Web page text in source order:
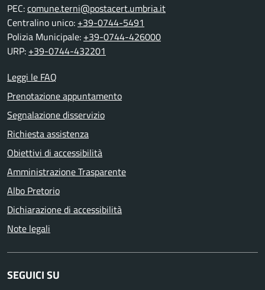
PEC:comune.terni@postacert.umbria.it
Centralino unico: +39-0744-5491
Polizia Municipale: +39-0744-426000
URP: +39-0744-432201
Leggi le FAQ
Prenotazione appuntamento
Segnalazione disservizio
Richiesta assistenza
Obiettivi di accessibilità
Amministrazione Trasparente
Albo Pretorio
Dichiarazione di accessibilità
Note legali
SEGUICI SU